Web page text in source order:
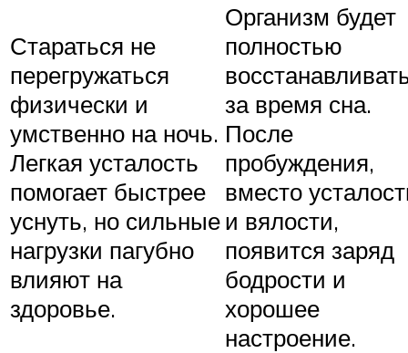
Стараться не
перегружаться
физически и
умственно на ночь.
Легкая усталость
помогает быстрее
уснуть, но сильные
нагрузки пагубно
влияют на
здоровье.
Организм будет
полностью
за время сна.
После
пробуждения,
вместо
и вялости,
появится заряд
бодрости и
хорошее
настроение.